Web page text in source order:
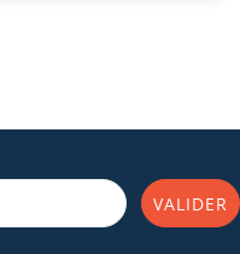
VALIDER